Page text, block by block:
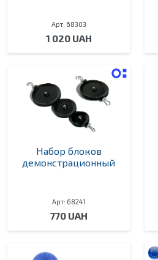
Арт: 68303
1 020 UAH
Набор блоков
демонстрационный
Арт: 68241
770 UAH